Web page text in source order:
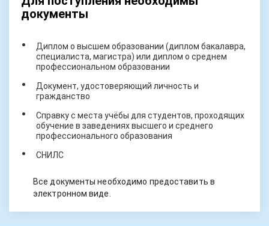
документы
Диплом о высшем образовании (диплом бакалавра,
специалиста, магистра) или диплом о среднем
профессиональном образовании
Документ, удостоверяющий личность и
гражданство
Справку с места учёбы для студентов, проходящих
обучение в заведениях высшего и среднего
профессионального образования
СНИЛС
Все документы необходимо предоставить в
электронном виде.